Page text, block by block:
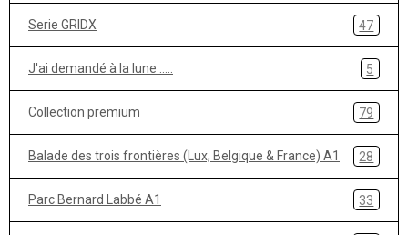
Serie GRIDX 47
J'ai demandé à la lune ..... 5
Collection premium 79
Balade des trois frontières (Lux, Belgique & France) A1 28
Parc Bernard Labbé A1 33